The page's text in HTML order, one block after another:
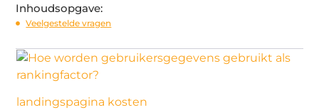
Inhoudsopgave:
Veelgestelde vragen
landingspagina kosten